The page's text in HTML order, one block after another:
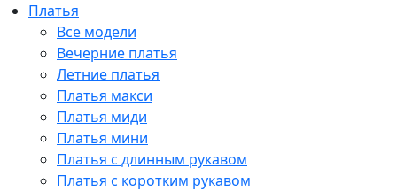
Платья
Все модели
Вечерние платья
Летние платья
Платья макси
Платья миди
Платья мини
Платья с длинным рукавом
Платья с коротким рукавом